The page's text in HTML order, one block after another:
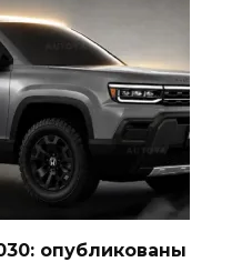
опубликованы